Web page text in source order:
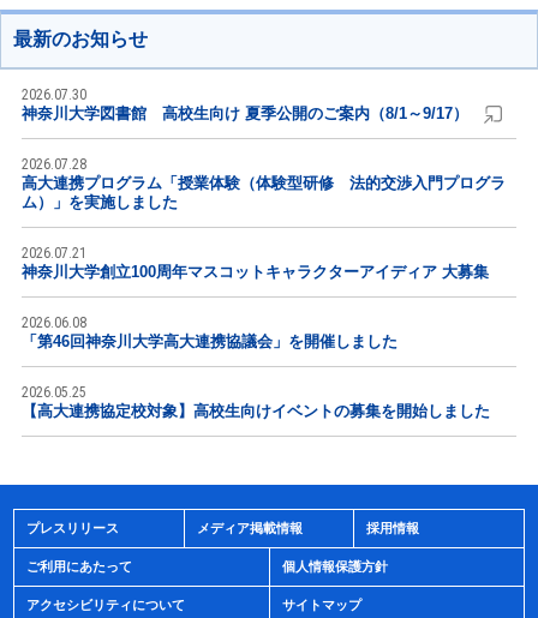
最新のお知らせ
2026.07.30
神奈川大学図書館 高校生向け 夏季公開のご案内（8/1～9/17）
2026.07.28
高大連携プログラム「授業体験（体験型研修 法的交渉入門プログラ
ム）」を実施しました
2026.07.21
神奈川大学創立100周年マスコットキャラクターアイディア 大募集
2026.06.08
「第46回神奈川大学高大連携協議会」を開催しました
2026.05.25
【高大連携協定校対象】高校生向けイベントの募集を開始しました
プレスリリース メディア掲載情報 採用情報
ご利用にあたって 個人情報保護方針
アクセシビリティについて サイトマップ